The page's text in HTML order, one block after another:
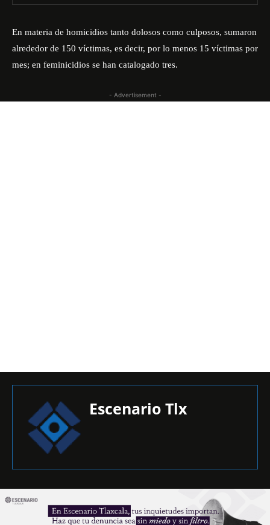
En materia de homicidios tanto dolosos como culposos, sumaron
alrededor de 150 víctimas, es decir, por lo menos 15 víctimas por
mes; en feminicidios se han catalogado tres.
- Advertisement -
Escenario Tlx